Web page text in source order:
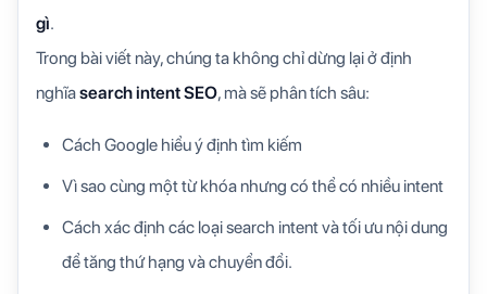
gì.
Trong bài viết này, chúng ta không chỉ dừng lại ở định
nghĩasearch intent SEO, mà sẽ phân tích sâu:
Cách Google hiểu ý định tìm kiếm
Vì sao cùng một từ khóa nhưng có thể có nhiều intent
Cách xác định các loại search intent và tối ưu nội dung
để tăng thứ hạng và chuyển đổi.